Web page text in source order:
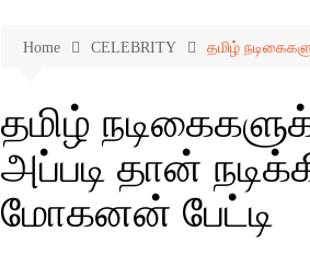
Home CELEBRITY தமிழ்
தமிழ்
அப்படி தான்
மோகனன் பேட்டி